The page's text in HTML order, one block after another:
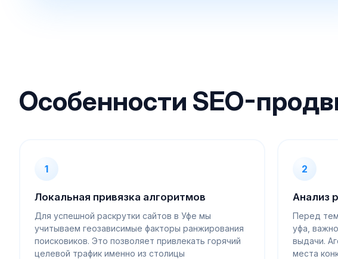
Особенности SEO-
1
Локальная привязка алгоритмов
Для успешной раскрутки сайтов в Уфе мы
учитываем геозависимые факторы ранжирования
поисковиков. Это позволяет привлекать горячий
целевой трафик именно из столицы
2
Анализ
Перед тем
уфа,
выдачи.
места